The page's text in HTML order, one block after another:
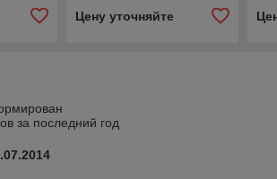
400
Цену уточняйте
за последний год